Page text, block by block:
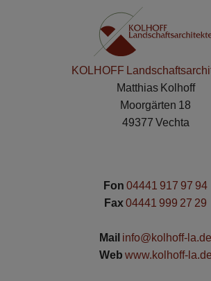
KOLHOFF
Matthias Kolhoff
Moorgärten 18
49377 Vechta
Fon 04441 917 97 94
Fax04441 999 27 29
Mail info@kolhoff-la.de
Web www.kolhoff-la.de